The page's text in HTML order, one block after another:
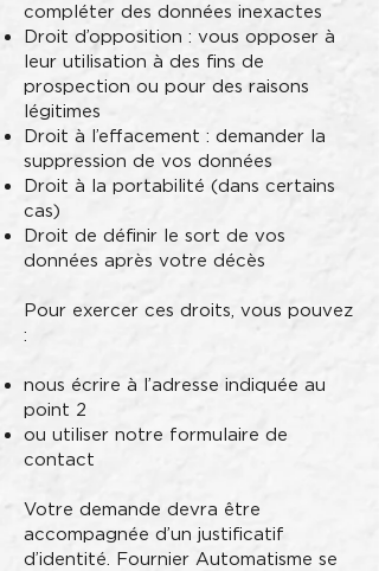
compléter des données inexactes
Droit d’opposition : vous opposer à
leur utilisation à des fins de
prospection ou pour des raisons
légitimes
Droit à l’effacement : demander la
suppression de vos données
Droit à la portabilité (dans certains
cas)
Droit de définir le sort de vos
données après votre décès
Pour exercer ces droits, vous pouvez
:
nous écrire à l’adresse indiquée au
point 2
ou utiliser notre formulaire de
contact
Votre demande devra être
accompagnée d’un justificatif
d’identité. Fournier Automatisme se